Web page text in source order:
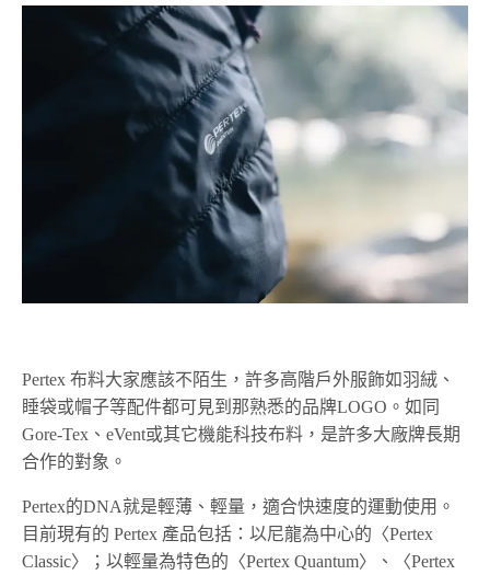
Pertex 布料大家應該不陌生，許多高階戶外服飾如羽絨、
睡袋或帽子等配件都可見到那熟悉的品牌LOGO。如同
Gore-Tex、eVent或其它機能科技布料，是許多大廠牌長期
合作的對象。
Pertex的DNA就是輕薄、輕量，適合快速度的運動使用。
目前現有的 Pertex 產品包括：以尼龍為中心的〈Pertex
Classic〉；以輕量為特色的〈Pertex Quantum〉、〈Pertex